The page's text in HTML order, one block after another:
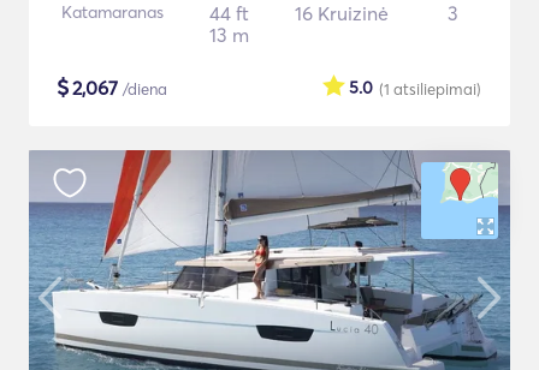
Katamaranas
44 ft
13 m
16 Kruizinė 3
$2,067 /diena (1 atsiliepimai)
5.0